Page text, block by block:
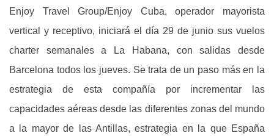
Enjoy Travel Group/Enjoy Cuba, operador mayorista
vertical y receptivo, iniciará el día 29 de junio sus vuelos
charter semanales a La Habana, con salidas desde
Barcelona todos los jueves. Se trata de un paso más en la
estrategia de esta compañía por incrementar las
capacidades aéreas desde las diferentes zonas del mundo
a la mayor de las Antillas, estrategia en la que España